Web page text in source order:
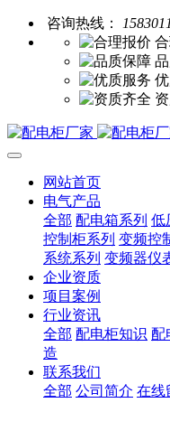
咨询热线：
网站首页
电气产品
全部 配电箱系列 低
控制柜系列 变频控
系统系列 变频器仪
企业资质
项目案例
行业资讯
全部 配电柜知识 配
造
联系我们
全部 公司简介 在线